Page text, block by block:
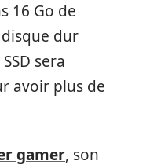
16 Go de
dur
sera
avoir plus de
gamer, son